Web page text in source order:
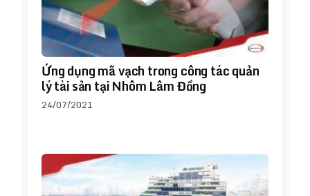
Ứng dụng mã vạch trong công tác quản
lý tài sản tại Nhôm Lâm Đồng
24/07/2021